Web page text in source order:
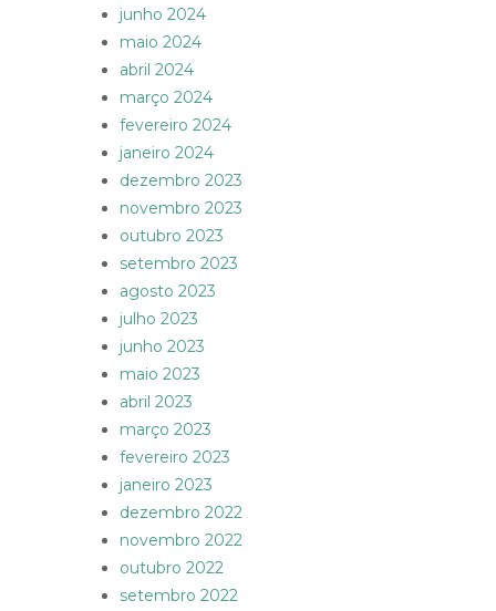
junho 2024
maio 2024
abril 2024
março 2024
fevereiro 2024
janeiro 2024
dezembro 2023
novembro 2023
outubro 2023
setembro 2023
agosto 2023
julho 2023
junho 2023
maio 2023
abril 2023
março 2023
fevereiro 2023
janeiro 2023
dezembro 2022
novembro 2022
outubro 2022
setembro 2022